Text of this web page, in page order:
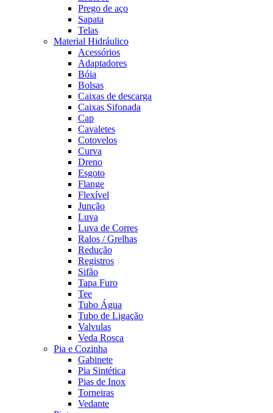
Prego de aço
Sapata
Telas
Material Hidráulico
Acessórios
Adaptadores
Bóia
Bolsas
Caixas de descarga
Caixas Sifonada
Cap
Cavaletes
Cotovelos
Curva
Dreno
Esgoto
Flange
Flexível
Junção
Luva
Luva de Corres
Ralos / Grelhas
Redução
Registros
Sifão
Tapa Furo
Tee
Tubo Água
Tubo de Ligação
Valvulas
Veda Rosca
Pia e Cozinha
Gabinete
Pia Sintética
Pias de Inox
Torneiras
Vedante